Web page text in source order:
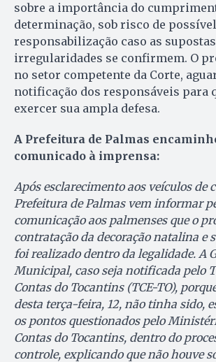
sobre a importância do
determinação, sob risco de possível
responsabilização caso as supostas
irregularidades se confirmem. O
no setor competente da Corte,
notificação dos responsáveis para
exercer sua ampla defesa.
A Prefeitura de Palmas
comunicado à imprensa:
Após esclarecimento aos veículos de
Prefeitura de Palmas vem informar
comunicação aos palmenses que o
contratação da decoração natalina e
foi realizado dentro da legalidade. A
Municipal, caso seja notificada pelo
Contas do Tocantins (TCE-TO),
desta terça-feira, 12, não tinha sido,
os pontos questionados pelo
Contas do Tocantins, dentro do
controle, explicando que não houve